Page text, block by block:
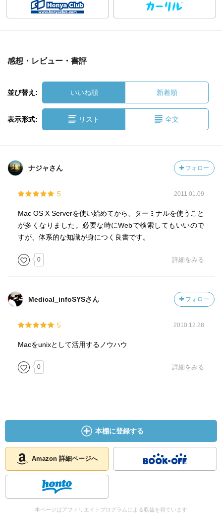
感想・レビュー・書評
並び替え: いいね順 新着順
表示形式: リスト 全文
ナジャさん フォロー
5 2011.01.09
Mac OS X Serverを使い始めてから、ターミナルを使うこと
が多くなりました。必要な時にWebで検索してもいいので
すが、体系的な知識が身につく良書です。
0 詳細をみる
Medical_infoSYSさん フォロー
5 2010.12.28
Macをunixとして活用するノウハウ
0 詳細をみる
本棚に登録する
Amazon 詳細ページへ
本ページはアフィリエイトプログラムによる収益を得ています